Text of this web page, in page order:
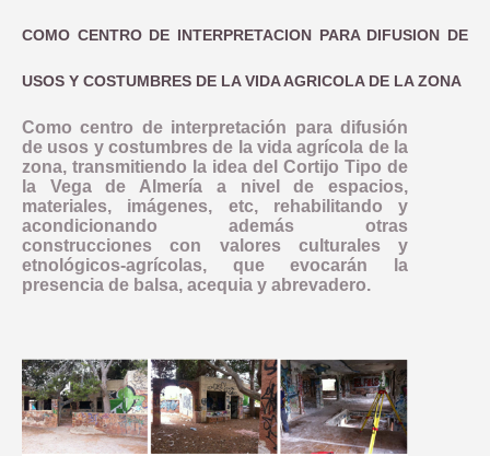
COMO CENTRO DE INTERPRETACION PARA DIFUSION DE
USOS Y COSTUMBRES DE LA VIDA AGRICOLA DE LA ZONA
Como centro de interpretación para difusión
de usos y costumbres de la vida agrícola de la
zona, transmitiendo la idea del Cortijo Tipo de
la Vega de Almería a nivel de espacios,
materiales, imágenes, etc, rehabilitando y
acondicionando además otras
construcciones con valores culturales y
etnológicos-agrícolas, que evocarán la
presencia de balsa, acequia y abrevadero.